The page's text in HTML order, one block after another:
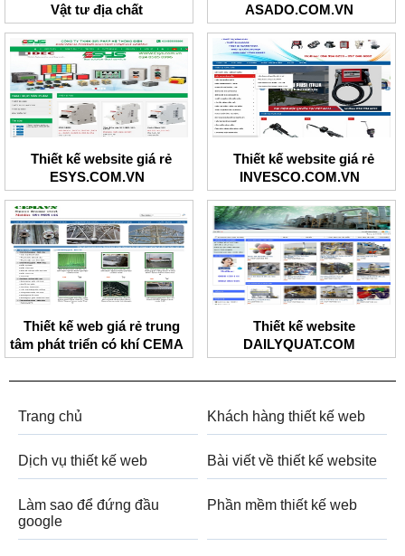
Vật tư địa chất
ASADO.COM.VN
Thiết kế website giá rẻ
ESYS.COM.VN
Thiết kế website giá rẻ
INVESCO.COM.VN
Thiết kế web giá rẻ trung
tâm phát triển có khí CEMA
Thiết kế website
DAILYQUAT.COM
Trang chủ Khách hàng thiết kế web
Dịch vụ thiết kế web Bài viết về thiết kế website
Làm sao để đứng đầu
google
Phần mềm thiết kế web